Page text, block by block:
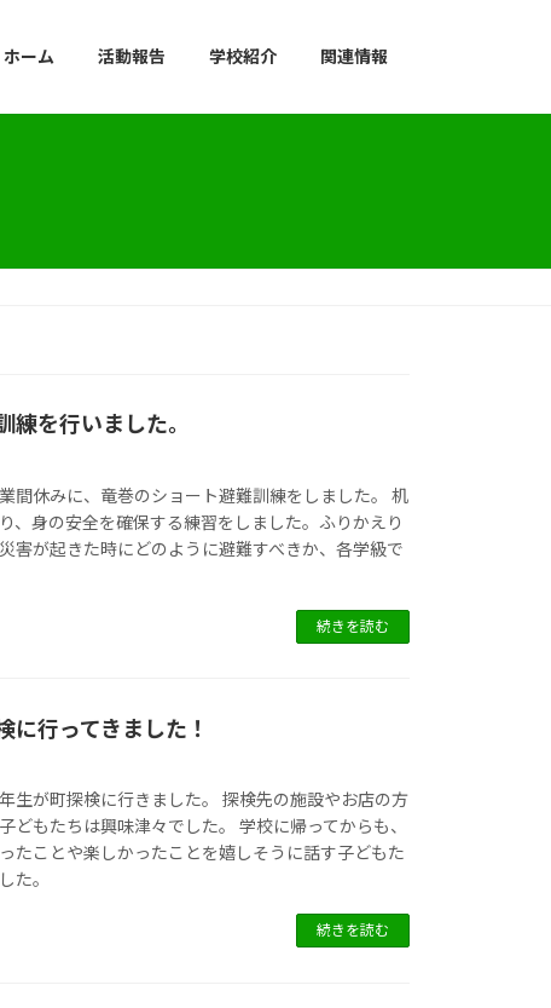
ホーム 活動報告 学校紹介 関連情報
練を行いました。
間休みに、竜巻のショート避難訓練をしました。 机
、身の安全を確保する練習をしました。ふりかえり
害が起きた時にどのように避難すべきか、各学級で
続きを読む
行ってきました！
生が町探検に行きました。 探検先の施設やお店の方
どもたちは興味津々でした。 学校に帰ってからも、
たことや楽しかったことを嬉しそうに話す子どもた
た。
続きを読む